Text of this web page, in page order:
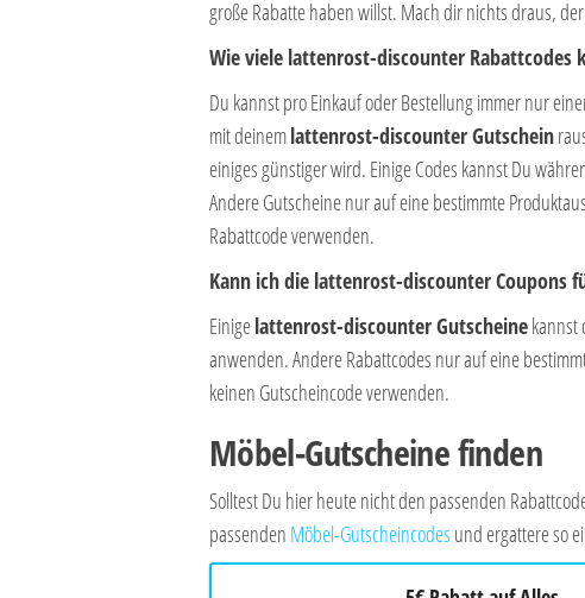
große Rabatte haben willst. Mach dir nichts draus,
Wie viele lattenrost-discounter Rabattcodes
Du kannst pro Einkauf oder Bestellung immer nur
mit deinemlattenrost-discounter Gutschein
einiges günstiger wird. Einige Codes kannst Du
Andere Gutscheine nur auf eine bestimmte
Rabattcode verwenden.
Kann ich die lattenrost-discounter Coupons
Einigelattenrost-discounter Gutscheinekannst
anwenden. Andere Rabattcodes nur auf eine
keinen Gutscheincode verwenden.
Möbel-Gutscheine finden
Solltest Du hier heute nicht den passenden
passenden Möbel-Gutscheincodes und ergattere so